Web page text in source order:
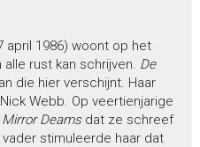
april 1986) woont op het
rust kan schrijven. De
die hier verschijnt. Haar
Webb. Op veertienjarige
Mirror Deamsdat ze schreef
stimuleerde haar dat